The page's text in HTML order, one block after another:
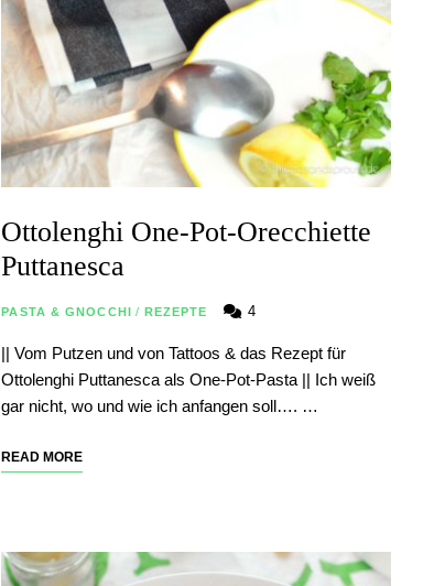
Ottolenghi One-Pot-Orecchiette
Puttanesca
PASTA & GNOCCHI / REZEPTE 4
|| Vom Putzen und von Tattoos & das Rezept für
Ottolenghi Puttanesca als One-Pot-Pasta || Ich weiß
gar nicht, wo und wie ich anfangen soll…. …
READ MORE